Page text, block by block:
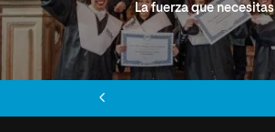
La fuerza que necesitas